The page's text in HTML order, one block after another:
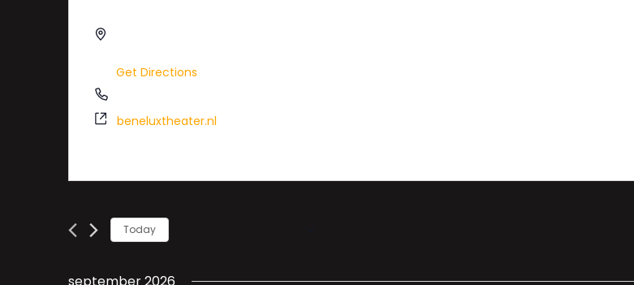
Get Directions
beneluxtheater.nl
Today